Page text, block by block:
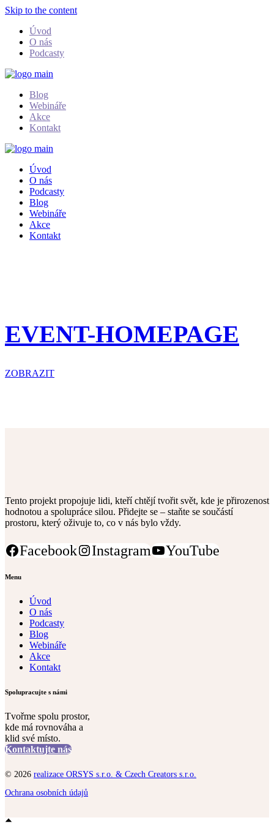
Skip to the content
Úvod
O nás
Podcasty
Blog
Webináře
Akce
Kontakt
Úvod
O nás
Podcasty
Blog
Webináře
Akce
Kontakt
EVENT-HOMEPAGE
ZOBRAZIT
Tento projekt propojuje lidi, kteří chtějí tvořit svět, kde je přirozenost
hodnotou a spolupráce silou. Přidejte se – staňte se součástí
prostoru, který oživuje to, co v nás bylo vždy.
Facebook Instagram YouTube
Menu
Úvod
O nás
Podcasty
Blog
Webináře
Akce
Kontakt
Spolupracujte s námi
Tvořme spolu prostor,
kde má rovnováha a
klid své místo.
Kontaktujte nás
© 2026 realizace ORSYS s.r.o. & Czech Creators s.r.o.
Ochrana osobních údajů
Podrobné nastavení cookies
Reklamní cookies
Ostatní cookies